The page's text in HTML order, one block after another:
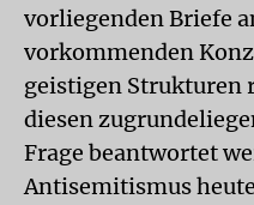
vorliegenden Briefe
vorkommenden
geistigen Strukturen
diesen
Frage beantwortet
Antisemitismus